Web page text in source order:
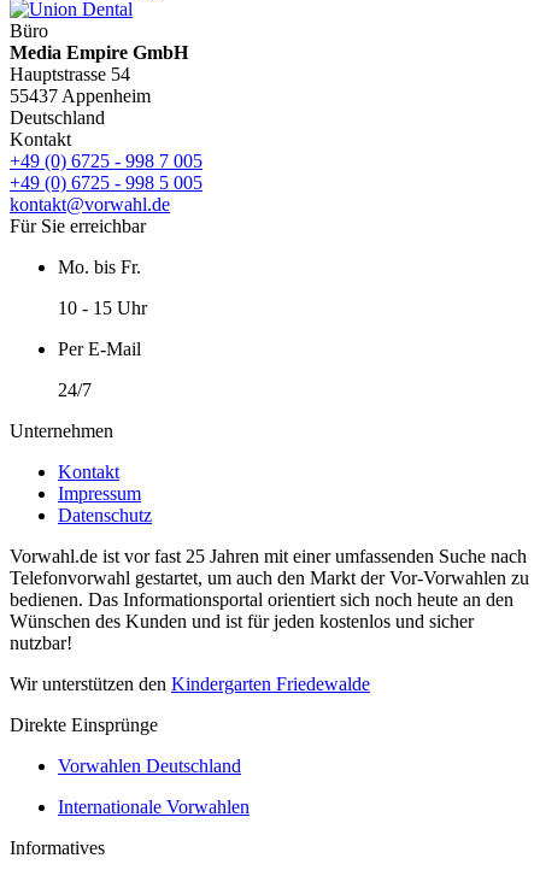
Büro
Media Empire GmbH
Hauptstrasse 54
55437 Appenheim
Deutschland
Kontakt
+49 (0) 6725 - 998 7 005
+49 (0) 6725 - 998 5 005
kontakt@vorwahl.de
Für Sie erreichbar
Mo. bis Fr.
10 - 15 Uhr
Per E-Mail
24/7
Unternehmen
Kontakt
Impressum
Datenschutz
Vorwahl.de ist vor fast 25 Jahren mit einer umfassenden Suche nach
Telefonvorwahl gestartet, um auch den Markt der Vor-Vorwahlen zu
bedienen. Das Informationsportal orientiert sich noch heute an den
Wünschen des Kunden und ist für jeden kostenlos und sicher
nutzbar!
Wir unterstützen den Kindergarten Friedewalde
Direkte Einsprünge
Vorwahlen Deutschland
Internationale Vorwahlen
Informatives